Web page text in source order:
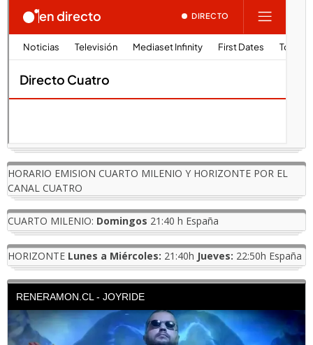
HORARIO EMISION CUARTO MILENIO Y HORIZONTE POR EL
CANAL CUATRO
CUARTO MILENIO: Domingos 21:40 h España
HORIZONTE Lunes a Miércoles: 21:40h Jueves: 22:50h España